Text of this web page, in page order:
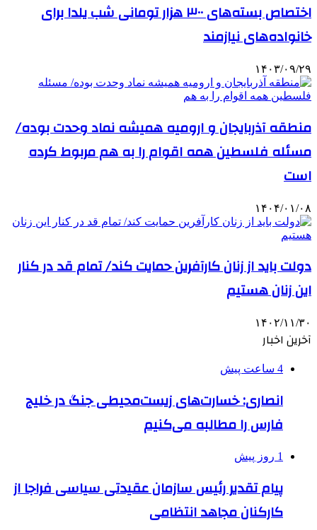
اختصاص بسته‌های ۳۰۰ هزار تومانی شب یلدا برای
خانواده‌های نیازمند
۱۴۰۳/۰۹/۲۹
منطقه آذربایجان و ارومیه همیشه نماد وحدت بوده/
مسئله فلسطین همه اقوام را به هم مربوط کرده
است
۱۴۰۴/۰۱/۰۸
دولت باید از زنان کارآفرین حمایت کند/ تمام قد در کنار
این زنان هستیم
۱۴۰۲/۱۱/۳۰
آخرین اخبار
4 ساعت پیش
انصاری: خسارت‌های زیست‌محیطی جنگ در خلیج
فارس را مطالبه‌ می‌کنیم
1 روز پیش
پیام تقدیر رئیس سازمان عقیدتی سیاسی فراجا از
کارکنان مجاهد انتظامی